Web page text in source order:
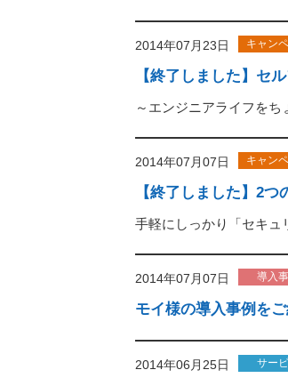
2014年07月23日 キャン
【終了しました】セ
～エンジニアライフを
2014年07月07日 キャン
【終了しました】2
手軽にしっかり「セキュ
2014年07月07日 導入
モイ様の導入事例を
2014年06月25日 サー